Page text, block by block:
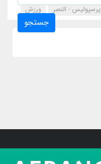
جستجو
پرسپولیس - النصر ‌ورزش